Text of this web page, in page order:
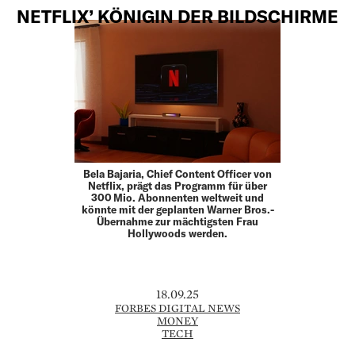
NETFLIX’ KÖNIGIN DER BILDSCHIRME
Bela Bajaria, Chief Content Officer von
Netflix, prägt das Programm für über
300 Mio. Abonnenten weltweit und
könnte mit der geplanten Warner Bros.-
Übernahme zur mächtigsten Frau
Hollywoods werden.
18.09.25
FORBES DIGITAL NEWS
MONEY
TECH